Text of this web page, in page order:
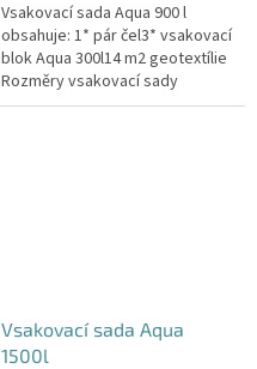
hvězdiček.
Vsakovací sada Aqua 900 l
obsahuje: 1* pár čel3* vsakovací
blok Aqua 300l14 m2 geotextílie
Rozměry vsakovací sady
360x80x52 cm Nesedí vám
Vsakovací sada Aqua
1500l